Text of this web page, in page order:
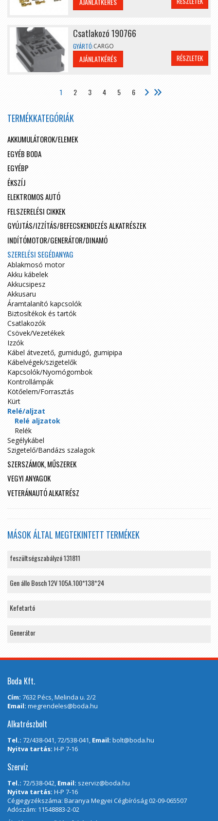
Csatlakozó 190766
GYÁRTÓ:CARGO
AJÁNLATKÉRÉS RÉSZLETEK
1 2 3 4 5 6
TERMÉKKATEGÓRIÁK
AKKUMULÁTOROK/ELEMEK
EGYÉB BODA
EGYÉBP
ÉKSZÍJ
ELEKTROMOS AUTÓ
FELSZERELÉSI CIKKEK
GYÚJTÁS/IZZÍTÁS/BEFECSKENDEZÉS ALKATRÉSZEK
INDÍTÓMOTOR/GENERÁTOR/DINAMÓ
SZERELÉSI SEGÉDANYAG
Ablakmosó motor
Akku kábelek
Akkucsipesz
Akkusaru
Áramtalanító kapcsolók
Biztosítékok és tartók
Csatlakozók
Csövek/Vezetékek
Izzók
Kábel átvezető, gumidugó, gumipipa
Kábelvégek/szigetelők
Kapcsolók/Nyomógombok
Kontrollámpák
Kötőelem/Forrasztás
Kürt
Relé/aljzat
Relé aljzatok
Relék
Segélykábel
Szigetelő/Bandázs szalagok
SZERSZÁMOK, MŰSZEREK
VEGYI ANYAGOK
VETERÁNAUTÓ ALKATRÉSZ
MÁSOK ÁLTAL MEGTEKINTETT TERMÉKEK
feszültségszabályzó 131811
Gen állo Bosch 12V 105A.100*138*24
Kefetartó
Generátor
Boda Kft.
Cím: 7632 Pécs, Melinda u. 2/2
Email: megrendeles@boda.hu
Alkatrészbolt
Tel.: 72/438-041, 72/538-041, Email: bolt@boda.hu
Nyitva tartás: H-P 7-16
Szervíz
Tel.: 72/538-042, Email: szerviz@boda.hu
Nyitva tartás: H-P 7-16
Cégjegyzékszáma: Baranya Megyei Cégbíróság 02-09-065507
Adószám: 11548883-2-02